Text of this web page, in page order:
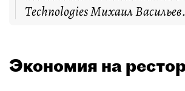
Technologies Михаил Васильев.
Экономия на